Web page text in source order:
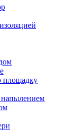
площадку